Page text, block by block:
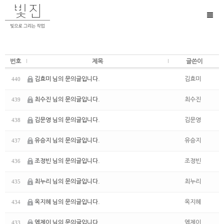
번호 제목 글쓴이
440 김효미 님의 문의글입니다. 김효미
439 최수진 님의 문의글입니다. 최수진
438 김문영 님의 문의글입니다. 김문영
437 유승지 님의 문의글입니다. 유승지
436 조정빈 님의 문의글입니다. 조정빈
435 최누리 님의 문의글입니다. 최누리
434 옥지혜 님의 문의글입니다. 옥지혜
433 엠제이 님의 문의글입니다. 엠제이